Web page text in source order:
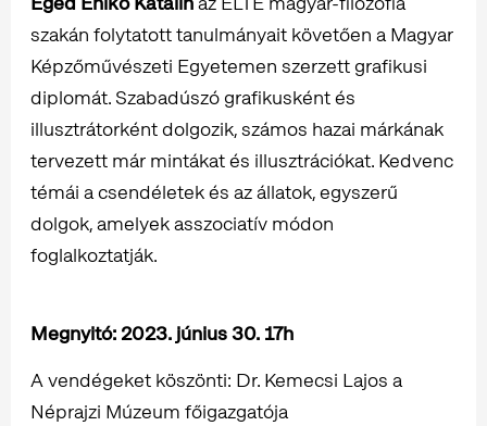
szakán folytatott tanulmányait követően a Magyar
Képzőművészeti Egyetemen szerzett grafikusi
diplomát. Szabadúszó grafikusként és
illusztrátorként dolgozik, számos hazai márkának
tervezett már mintákat és illusztrációkat. Kedvenc
témái a csendéletek és az állatok, egyszerű
dolgok, amelyek asszociatív módon
foglalkoztatják.
Megnyitó: 2023. június 30. 17h
A vendégeket köszönti: Dr. Kemecsi Lajos a
Néprajzi Múzeum főigazgatója